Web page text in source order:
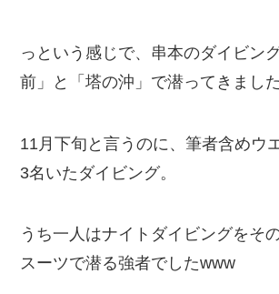
っという感じで、串本のダイビン
前」と「塔の沖」で潜ってきました
11月下旬と言うのに、筆者含めウ
3名いたダイビング。
うち一人はナイトダイビングをそ
スーツで潜る強者でしたwww